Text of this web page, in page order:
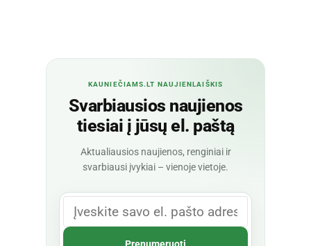
KAUNIEČIAMS.LT NAUJIENLAIŠKIS
Svarbiausios naujienos
tiesiai į jūsų el. paštą
Aktualiausios naujienos, renginiai ir
svarbiausi įvykiai – vienoje vietoje.